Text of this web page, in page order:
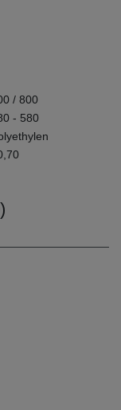
/ 800
- 580